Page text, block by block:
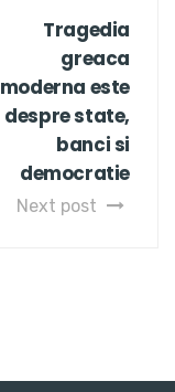
Tragedia
greaca
moderna este
despre state,
banci si
democratie
Next post